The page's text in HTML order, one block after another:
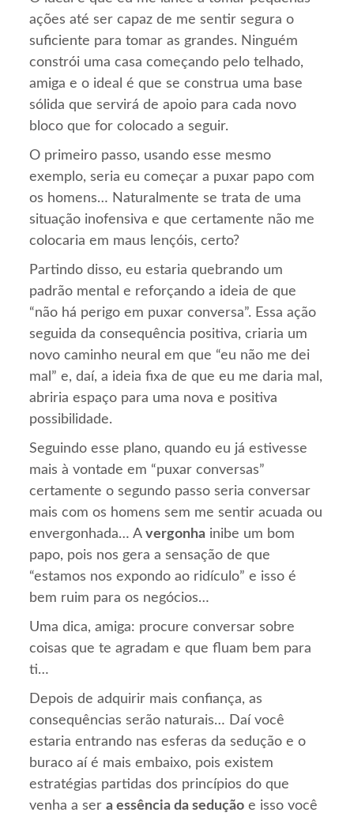
ações até ser capaz de me sentir segura o
suficiente para tomar as grandes. Ninguém
constrói uma casa começando pelo telhado,
amiga e o ideal é que se construa uma base
sólida que servirá de apoio para cada novo
bloco que for colocado a seguir.
O primeiro passo, usando esse mesmo
exemplo, seria eu começar a puxar papo com
os homens… Naturalmente se trata de uma
situação inofensiva e que certamente não me
colocaria em maus lençóis, certo?
Partindo disso, eu estaria quebrando um
padrão mental e reforçando a ideia de que
“não há perigo em puxar conversa”. Essa ação
seguida da consequência positiva, criaria um
novo caminho neural em que “eu não me dei
mal” e, daí, a ideia fixa de que eu me daria mal,
abriria espaço para uma nova e positiva
possibilidade.
Seguindo esse plano, quando eu já estivesse
mais à vontade em “puxar conversas”
certamente o segundo passo seria conversar
mais com os homens sem me sentir acuada ou
envergonhada… Avergonha inibe um bom
papo, pois nos gera a sensação de que
“estamos nos expondo ao ridículo” e isso é
bem ruim para os negócios…
Uma dica, amiga: procure conversar sobre
coisas que te agradam e que fluam bem para
ti…
Depois de adquirir mais confiança, as
consequências serão naturais… Daí você
estaria entrando nas esferas da sedução e o
buraco aí é mais embaixo, pois existem
estratégias partidas dos princípios do que
venha a sera essência da sedução e isso você